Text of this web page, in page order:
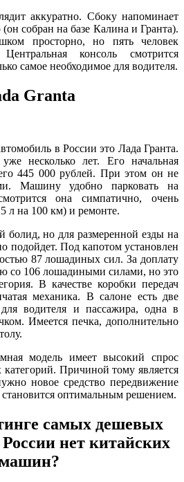
аккуратно. Сбоку напоминает
собран на базе Калина и Гранта).
просторно, но пять человек
консоль смотрится
самое необходимое для водителя.
Granta
в России это Лада Гранта.
несколько лет. Его начальная
445 000 рублей. При этом он не
Машину удобно парковать на
она симпатично, очень
л на 100 км) и ремонте.
болид, но для размеренной езды на
подойдет. Под капотом установлен
87 лошадиных сил. За доплату
со 106 лошадиными силами, но это
В качестве коробки передач
механика. В салоне есть две
водителя и пассажира, одна в
Имеется печка, дополнительно
модель имеет высокий спрос
категорий. Причиной тому является
новое средство передвижение
оптимальным решением.
самых дешевых
нет китайских